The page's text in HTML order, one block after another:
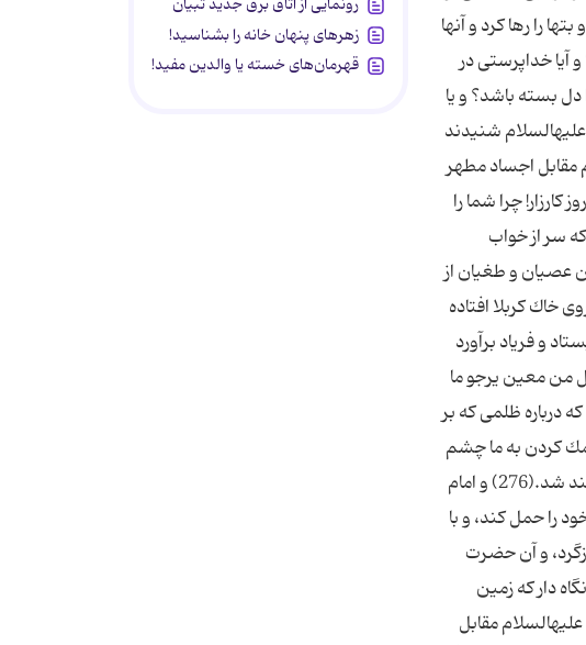
زهرهای پنهان خانه را بشناسید!
قهرمان‌های خسته یا والدین مفید!